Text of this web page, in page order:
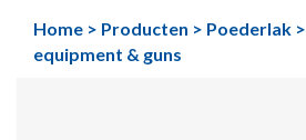
Home > Producten > Poederlak >
equipment & guns